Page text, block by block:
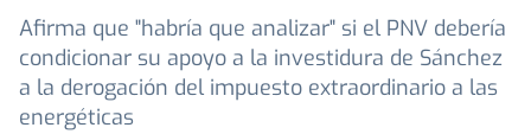
Afirma que "habría que analizar" si el PNV debería
condicionar su apoyo a la investidura de Sánchez
a la derogación del impuesto extraordinario a las
energéticas